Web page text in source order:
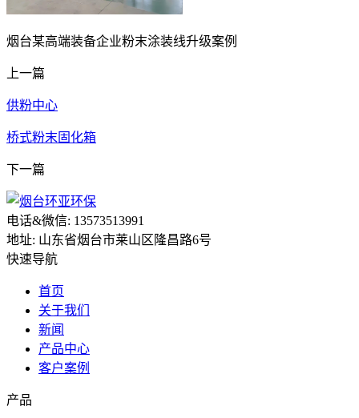
烟台某高端装备企业粉末涂装线升级案例
上一篇
供粉中心
桥式粉末固化箱
下一篇
电话&微信: 13573513991
地址: 山东省烟台市莱山区隆昌路6号
快速导航
首页
关于我们
新闻
产品中心
客户案例
产品